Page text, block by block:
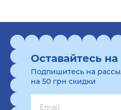
нравится каждому,
статуса. А мы делаем все
требуется для создания
Ассортимент
ORNER
Оставайтесь на
Подпишитесь на
на 50 грн скидки